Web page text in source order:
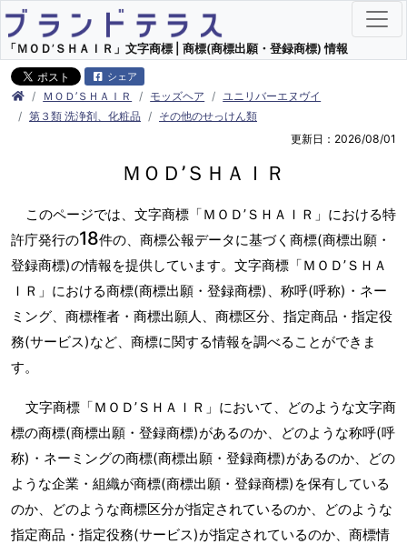
「ＭＯＤ’ＳＨＡＩＲ」文字商標 | 商標(商標出願・登録商標) 情報
シェア
ＭＯＤ’ＳＨＡＩＲ モッズヘア
ユニリバーエヌヴイ
第３類 洗浄剤、化粧品
その他のせっけん類
更新日：2026/08/01
ＭＯＤ’ＳＨＡＩＲ
このページでは、文字商標「ＭＯＤ’ＳＨＡＩＲ」における特
許庁発行の18件の、商標公報データに基づく商標(商標出願・
登録商標)の情報を提供しています。文字商標「ＭＯＤ’ＳＨＡ
ＩＲ」における商標(商標出願・登録商標)、称呼(呼称)・ネー
ミング、商標権者・商標出願人、商標区分、指定商品・指定役
務(サービス)など、商標に関する情報を調べることができま
す。
文字商標「ＭＯＤ’ＳＨＡＩＲ」において、どのような文字商
標の商標(商標出願・登録商標)があるのか、どのような称呼(呼
称)・ネーミングの商標(商標出願・登録商標)があるのか、どの
ような企業・組織が商標(商標出願・登録商標)を保有している
のか、どのような商標区分が指定されているのか、どのような
指定商品・指定役務(サービス)が指定されているのか、商標情